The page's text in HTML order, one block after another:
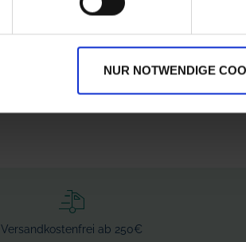
NUR NOTWENDIGE
Amazone Schlauch, 1
IN DEN
Versandkostenfrei ab 250€